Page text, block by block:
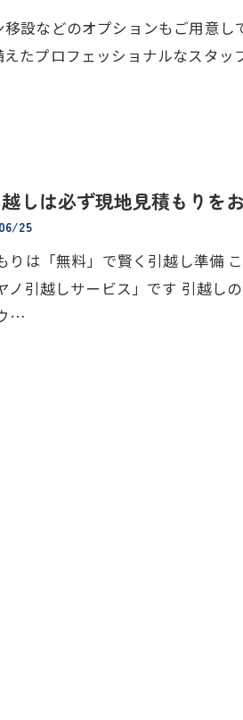
設などのオプションもご用意
たプロフェッショナルなスタ
越しは必ず現地見積もりを
25
りは「無料」で賢く引越し準備
ノ引越しサービス」です 引越
…